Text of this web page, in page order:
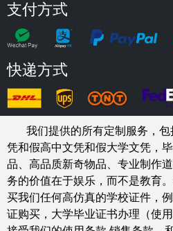
支付方式
快递方式
我们提供的所有定制服务，
凭和假高中文凭和假大学文凭，
品、高品质新奇物品、专业制作
务的价值在于娱乐，而不是教育
买我们任何高仿真的学校证件，
证购买，大学毕业证书办理（使